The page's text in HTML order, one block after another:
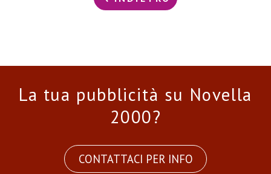
La tua pubblicità su Novella
2000?
CONTATTACI PER INFO